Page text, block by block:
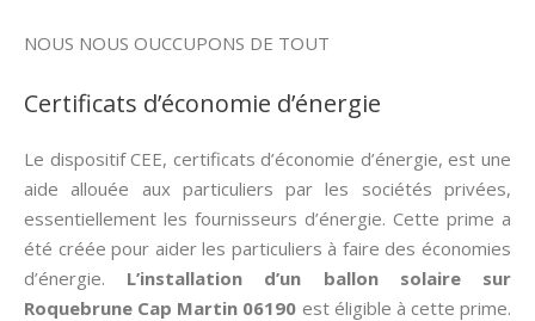
NOUS NOUS OUCCUPONS DE TOUT
Certificats d’économie d’énergie
Le dispositif CEE, certificats d’économie d’énergie, est une
aide allouée aux particuliers par les sociétés privées,
essentiellement les fournisseurs d’énergie. Cette prime a
été créée pour aider les particuliers à faire des économies
d’énergie. L’installation d’un ballon solaire sur
Roquebrune Cap Martin 06190 est éligible à cette prime.